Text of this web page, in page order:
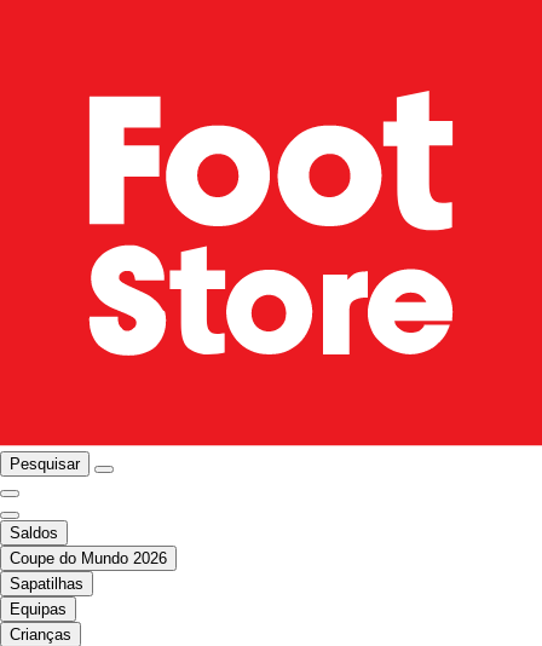
Pesquisar
Saldos
Coupe do Mundo 2026
Sapatilhas
Equipas
Crianças